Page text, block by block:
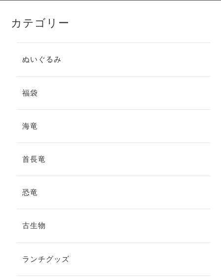
カテゴリー
ぬいぐるみ
福袋
海竜
首長竜
恐竜
古生物
ランチグッズ